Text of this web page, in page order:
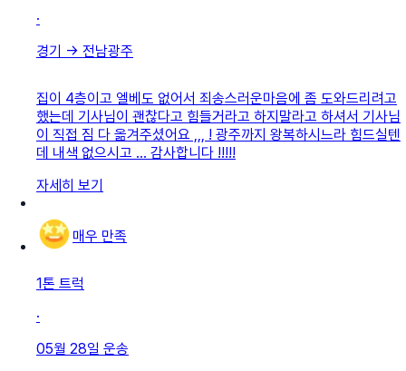
·
경기 → 전남광주
집이 4층이고 엘베도 없어서 죄송스러운마음에 좀 도와드리려고
했는데 기사님이 괜찮다고 힘들거라고 하지말라고 하셔서 기사님
이 직접 짐 다 옮겨주셨어요 ,,, ! 광주까지 왕복하시느라 힘드실텐
데 내색 없으시고 … 감사합니다 !!!!!
자세히 보기
매우 만족
1톤 트럭
·
05월 28일 운송